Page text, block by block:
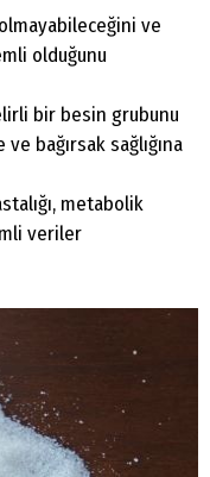
ve
olduğunu
bir besin grubunu
bağırsak sağlığına
metabolik
veriler